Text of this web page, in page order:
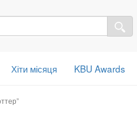
Хіти місяця KBU Awards